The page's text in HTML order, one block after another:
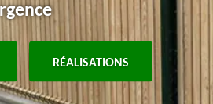
RÉALISATIONS